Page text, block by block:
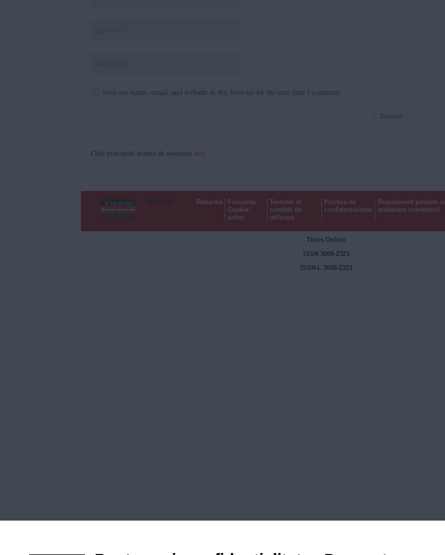
Save my name, email, and website in this browser for the next time I comment.
Citiți principiile noastre de moderare aici!
SERVICII Redactia
Folosinta
Cookie-
urilor
Termeni si
conditii de
utilizare
Politica de
confidentialitate
Regulament postare și
moderare comentarii
Timiș Online
ISSN 3008-2323
ISSN-L 3008-2323